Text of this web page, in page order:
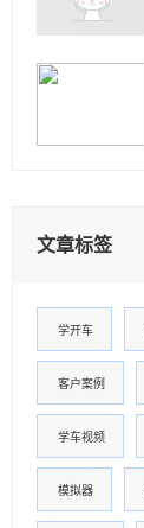
文章标签
学开车
客户案例
学车视频
模拟器